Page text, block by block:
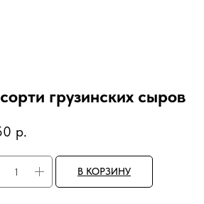
грузинских сыров
р.
В КОРЗИНУ